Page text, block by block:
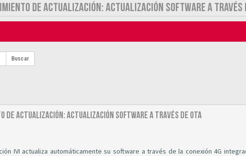
DE ACTUALIZACIÓN: ACTUALIZACIÓN SOFTWARE A TRAVÉS
Buscar
de actualización: Actualización software a través de OTA
IVI actualiza automáticamente su software a través de la conexión 4G